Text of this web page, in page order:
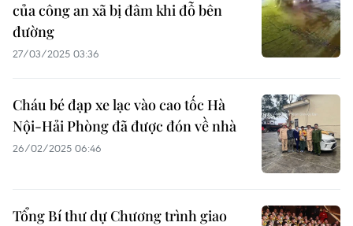
của công an xã bị đâm khi đỗ bên
đường
27/03/2025 03:36
Cháu bé đạp xe lạc vào cao tốc Hà
Nội-Hải Phòng đã được đón về nhà
26/02/2025 06:46
Tổng Bí thư dự Chương trình giao